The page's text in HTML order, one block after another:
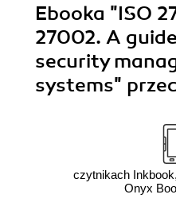
Ebooka "ISO
27002. A
security
systems"
czytnikach
Onyx